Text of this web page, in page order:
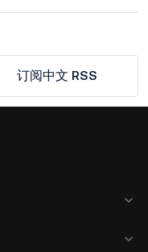
订阅中文 RSS